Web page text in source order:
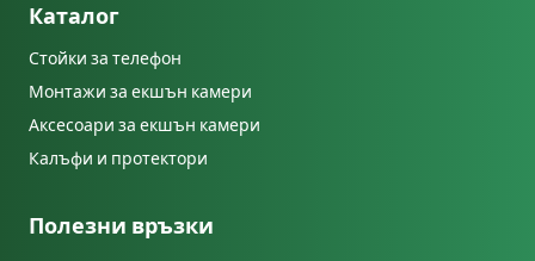
Каталог
Стойки за телефон
Монтажи за екшън камери
Аксесоари за екшън камери
Калъфи и протектори
Полезни връзки